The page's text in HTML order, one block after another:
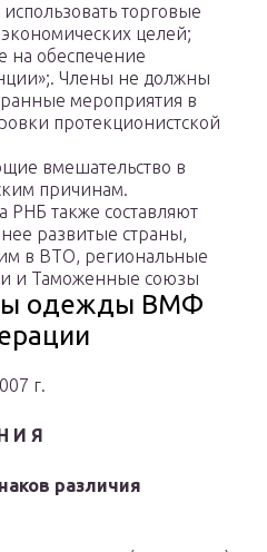
торговые
целей;
на обеспечение
Члены не должны
мероприятия в
протекционистской
вмешательство в
причинам.
также составляют
развитые страны,
в ВТО, региональные
и Таможенные союзы
одежды ВМФ
г.
И Я
различия